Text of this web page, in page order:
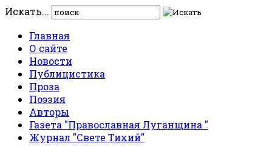
Искать...
Главная
О сайте
Новости
Публицистика
Проза
Поэзия
Авторы
Газета "Православная Луганщина "
Журнал "Свете Тихий"